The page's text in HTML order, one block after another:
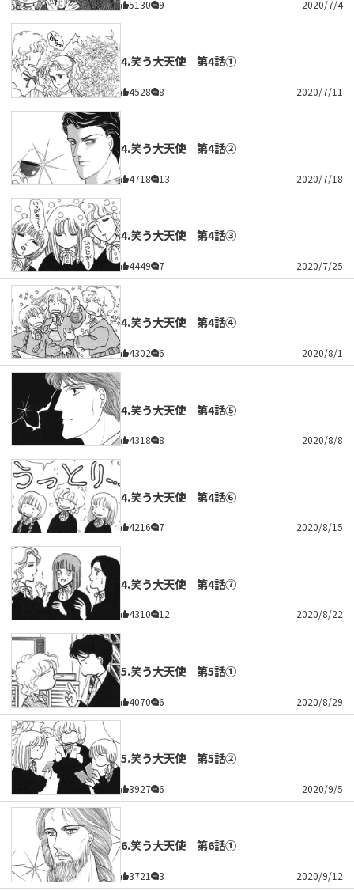
5130 9 2020/7/4
4.笑う大天使 第4話①
4528 8 2020/7/11
4.笑う大天使 第4話②
4718 13 2020/7/18
4.笑う大天使 第4話③
4449 7 2020/7/25
4.笑う大天使 第4話④
4302 6 2020/8/1
4.笑う大天使 第4話⑤
4318 8 2020/8/8
4.笑う大天使 第4話⑥
4216 7 2020/8/15
4.笑う大天使 第4話⑦
4310 12 2020/8/22
5.笑う大天使 第5話①
4070 6 2020/8/29
5.笑う大天使 第5話②
3927 6 2020/9/5
6.笑う大天使 第6話①
3721 3 2020/9/12